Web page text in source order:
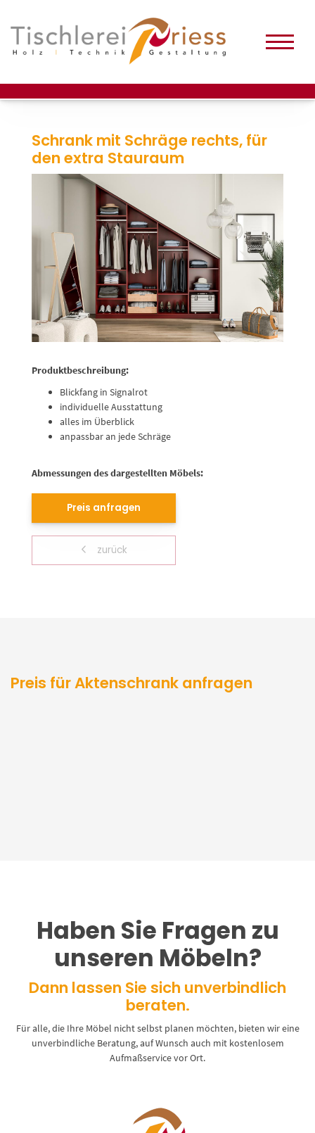
Schrank mit Schräge rechts, für
den extra Stauraum
Produktbeschreibung:
Blickfang in Signalrot
individuelle Ausstattung
alles im Überblick
anpassbar an jede Schräge
Abmessungen des dargestellten Möbels:
Preis anfragen
zurück
Preis für Aktenschrank anfragen
Haben Sie Fragen zu
unseren Möbeln?
Dann lassen Sie sich unverbindlich
beraten.
Für alle, die Ihre Möbel nicht selbst planen möchten, bieten wir eine
unverbindliche Beratung, auf Wunsch auch mit kostenlosem
Aufmaßservice vor Ort.